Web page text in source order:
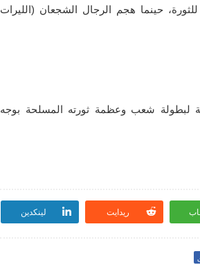
حينما هجم الرجال الشجعان (الليرات
لبطولة شعب وعظمة ثورته المسلحة بوجه
ريدايت لينكدين